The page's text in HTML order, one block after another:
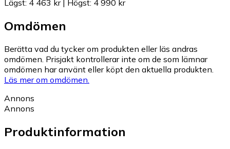
Lägst: 4 463 kr| Högst: 4 990 kr
Omdömen
Berätta vad du tycker om produkten eller läs andras
omdömen. Prisjakt kontrollerar inte om de som lämnar
omdömen har använt eller köpt den aktuella produkten.
Läs mer om omdömen.
Annons
Annons
Produktinformation